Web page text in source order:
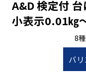
A&D 検定付
小表示0.01㎏
8
バ